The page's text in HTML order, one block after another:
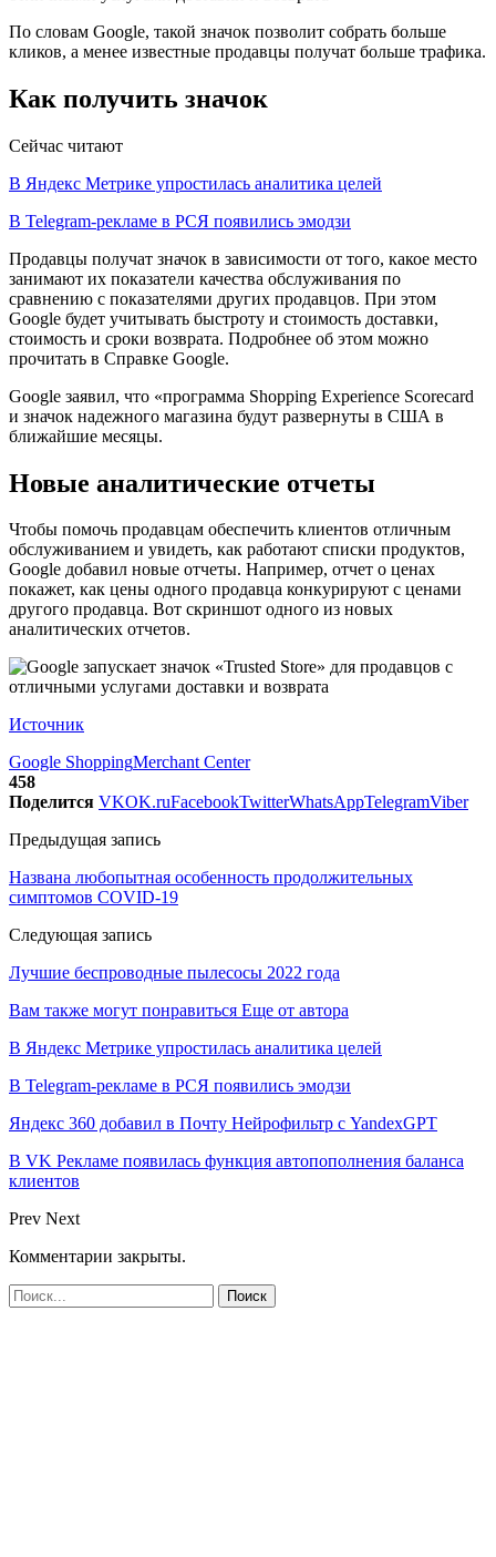
По словам Google, такой значок позволит собрать больше
кликов, а менее известные продавцы получат больше трафика.
Как получить значок
Сейчас читают
В Яндекс Метрике упростилась аналитика целей
В Telegram-рекламе в РСЯ появились эмодзи
Продавцы получат значок в зависимости от того, какое место
занимают их показатели качества обслуживания по
сравнению с показателями других продавцов. При этом
Google будет учитывать быстроту и стоимость доставки,
стоимость и сроки возврата. Подробнее об этом можно
прочитать в Справке Google.
Google заявил, что «программа Shopping Experience Scorecard
и значок надежного магазина будут развернуты в США в
ближайшие месяцы.
Новые аналитические отчеты
Чтобы помочь продавцам обеспечить клиентов отличным
обслуживанием и увидеть, как работают списки продуктов,
Google добавил новые отчеты. Например, отчет о ценах
покажет, как цены одного продавца конкурируют с ценами
другого продавца. Вот скриншот одного из новых
аналитических отчетов.
Источник
Google ShoppingMerchant Center
458
Поделится VKOK.ruFacebookTwitterWhatsAppTelegramViber
Предыдущая запись
Названа любопытная особенность продолжительных
симптомов СOVID-19
Следующая запись
Лучшие беспроводные пылесосы 2022 года
Вам также могут понравиться Еще от автора
В Яндекс Метрике упростилась аналитика целей
В Telegram-рекламе в РСЯ появились эмодзи
Яндекс 360 добавил в Почту Нейрофильтр с YandexGPT
В VK Рекламе появилась функция автопополнения баланса
клиентов
Prev Next
Комментарии закрыты.